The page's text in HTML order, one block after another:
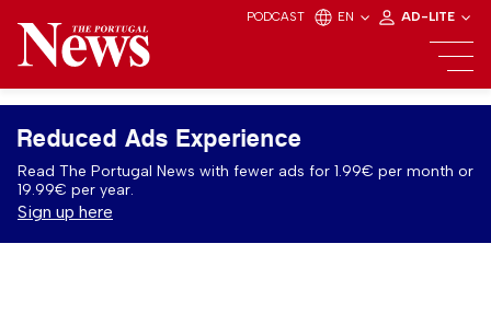
PODCAST EN AD-LITE
Reduced Ads Experience
Read The Portugal News with fewer ads for 1.99€ per month or
19.99€ per year.
Sign up here